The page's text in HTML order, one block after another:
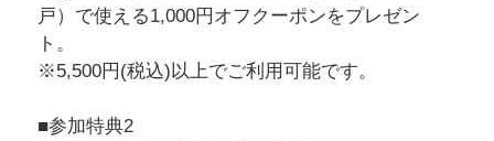
戸）で使える1,000円オフクーポンをプレゼン
ト。
※5,500円(税込)以上でご利用可能です。
■参加特典2